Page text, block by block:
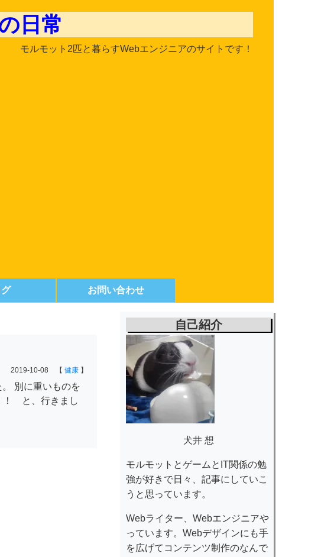
日常
モルモット2匹と暮らすWebエンジニアのサイトです！
お問い合わせ
2019-10-08 【 健康 】
別に重いものを
！ と、行きまし
自己紹介
犬井 想
モルモットとゲームとIT関係の勉
強が好きで日々、記事にしていこ
うと思っています。
Webライター、Webエンジニアや
っています。Webデザインにも手
を広げてコンテンツ制作のなんで